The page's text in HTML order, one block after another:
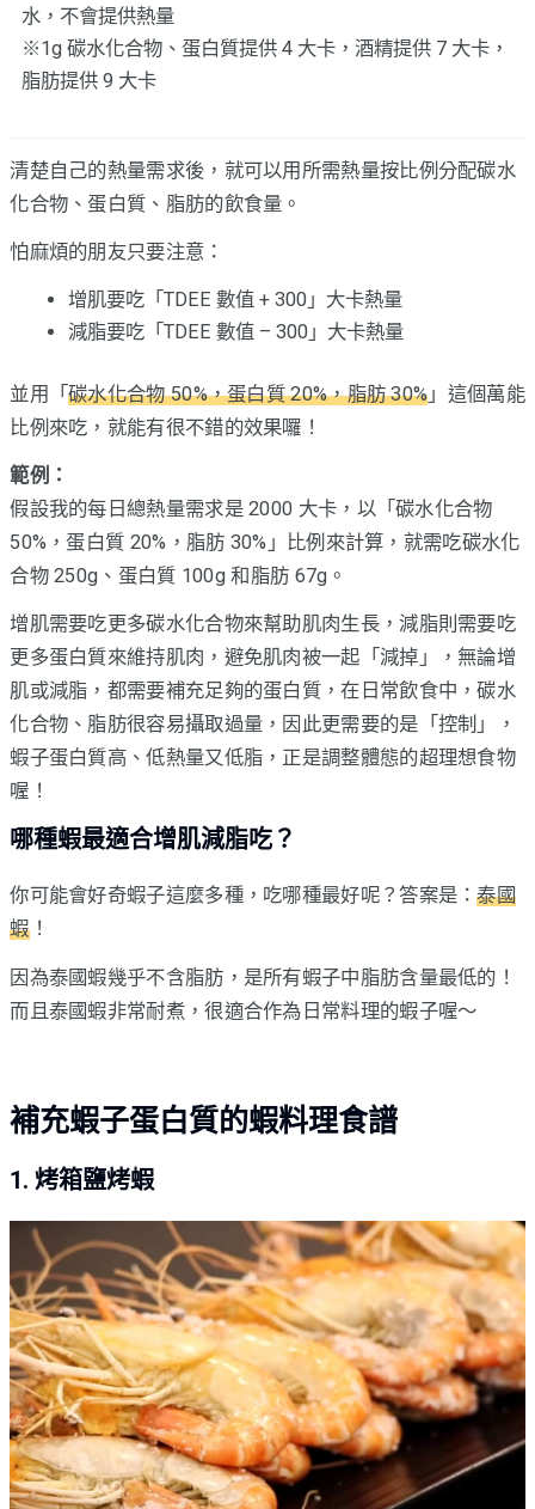
水，不會提供熱量
※1g 碳水化合物、蛋白質提供 4 大卡，酒精提供 7 大卡，
脂肪提供 9 大卡
清楚自己的熱量需求後，就可以用所需熱量按比例分配碳水
化合物、蛋白質、脂肪的飲食量。
怕麻煩的朋友只要注意：
增肌要吃「TDEE 數值 + 300」大卡熱量
減脂要吃「TDEE 數值 – 300」大卡熱量
並用「碳水化合物 50%，蛋白質 20%，脂肪 30% 」這個萬能
比例來吃，就能有很不錯的效果囉！
範例：
假設我的每日總熱量需求是 2000 大卡，以「碳水化合物
50%，蛋白質 20%，脂肪 30%」比例來計算，就需吃碳水化
合物 250g、蛋白質 100g 和脂肪 67g。
增肌需要吃更多碳水化合物來幫助肌肉生長，減脂則需要吃
更多蛋白質來維持肌肉，避免肌肉被一起「減掉」，無論增
肌或減脂，都需要補充足夠的蛋白質，在日常飲食中，碳水
化合物、脂肪很容易攝取過量，因此更需要的是「控制」，
蝦子蛋白質高、低熱量又低脂，正是調整體態的超理想食物
喔！
哪種蝦最適合增肌減脂吃？
你可能會好奇蝦子這麼多種，吃哪種最好呢？答案是：泰國
蝦！
因為泰國蝦幾乎不含脂肪，是所有蝦子中脂肪含量最低的！
而且泰國蝦非常耐煮，很適合作為日常料理的蝦子喔～
補充蝦子蛋白質的蝦料理食譜
1. 烤箱鹽烤蝦